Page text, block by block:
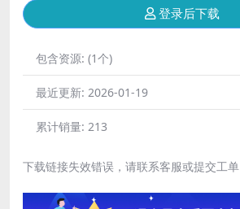
登录后下载
包含资源: (1个)
最近更新: 2026-01-19
累计销量: 213
下载链接失效错误，请联系客服或提交工单